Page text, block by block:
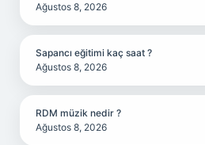
Ağustos 8, 2026
Sapancı eğitimi kaç saat ?
Ağustos 8, 2026
RDM müzik nedir ?
Ağustos 8, 2026